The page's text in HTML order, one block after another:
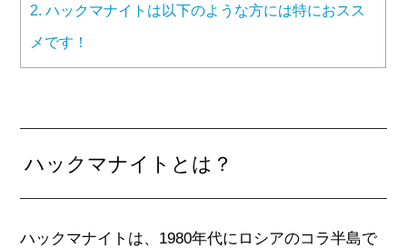
2. ハックマナイトは以下のような方には特におスス
メです！
ハックマナイトとは？
ハックマナイトは、1980年代にロシアのコラ半島で